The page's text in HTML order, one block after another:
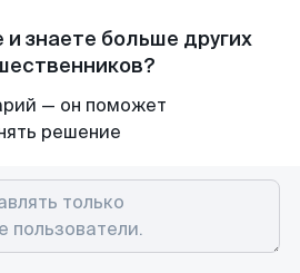
знаете больше других
— он поможет
решение